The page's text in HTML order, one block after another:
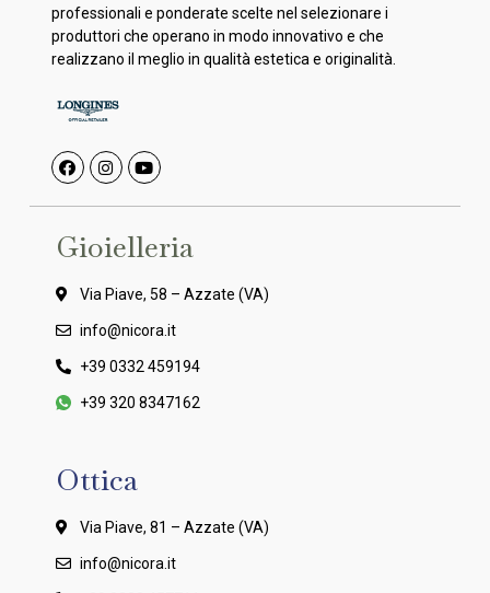
professionali e ponderate scelte nel selezionare i
produttori che operano in modo innovativo e che
realizzano il meglio in qualità estetica e originalità.
Gioielleria
Via Piave, 58 – Azzate (VA)
info@nicora.it
+39 0332 459194
+39 320 8347162
Ottica
Via Piave, 81 – Azzate (VA)
info@nicora.it